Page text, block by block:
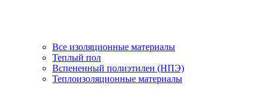
Все изоляционные материалы
Теплый пол
Вспененный полиэтилен (НПЭ)
Теплоизоляционные материалы